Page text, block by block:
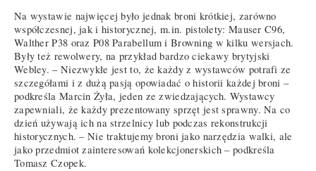
Na wystawie najwięcej było jednak broni krótkiej, zarówno
współczesnej, jak i historycznej, m.in. pistolety: Mauser C96,
Walther P38 oraz P08 Parabellum i Browning w kilku wersjach.
Były też rewolwery, na przykład bardzo ciekawy brytyjski
Webley. – Niezwykłe jest to, że każdy z wystawców potrafi ze
szczegółami i z dużą pasją opowiadać o historii każdej broni –
podkreśla Marcin Żyła, jeden ze zwiedzających. Wystawcy
zapewniali, że każdy prezentowany sprzęt jest sprawny. Na co
dzień używają ich na strzelnicy lub podczas rekonstrukcji
historycznych. – Nie traktujemy broni jako narzędzia walki, ale
jako przedmiot zainteresowań kolekcjonerskich – podkreśla
Tomasz Czopek.